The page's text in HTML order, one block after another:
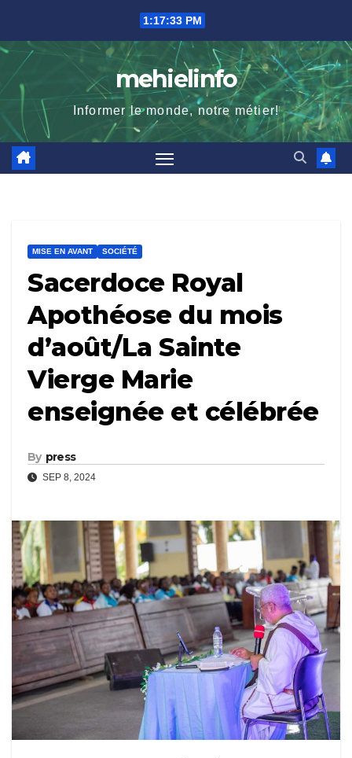
content
1:17:34 PM
mehielinfo
Informer le monde, notre métier!
MISE EN AVANT SOCIÉTÉ
Sacerdoce Royal
Apothéose du mois
d’août/La Sainte
Vierge Marie
enseignée et célébrée
By press
SEP 8, 2024